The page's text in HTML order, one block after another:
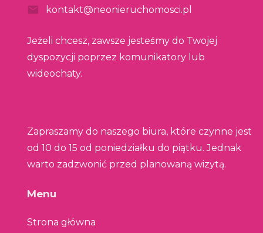
kontakt@neonieruchomosci.pl
Jeżeli chcesz, zawsze jesteśmy do Twojej
dyspozycji poprzez komunikatory lub
wideochaty.
Zapraszamy do naszego biura, które czynne jest
od 10 do 15 od poniedziałku do piątku. Jednak
warto zadzwonić przed planowaną wizytą.
Menu
Strona główna